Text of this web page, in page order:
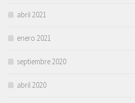
abril 2021
enero 2021
septiembre 2020
abril 2020